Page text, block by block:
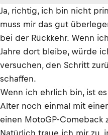
Ja, richtig, ich bin nicht
muss mir das gut
bei der Rückkehr. Wenn
Jahre dort bleibe, würde
versuchen, den Schritt
schaffen.
Wenn ich ehrlich bin, ist
Alter noch einmal mit
einen MotoGP-Comeback
Natürlich traue ich mir zu,